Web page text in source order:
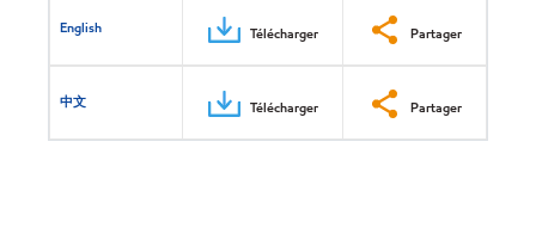
English Télécharger Partager
中文 Télécharger Partager